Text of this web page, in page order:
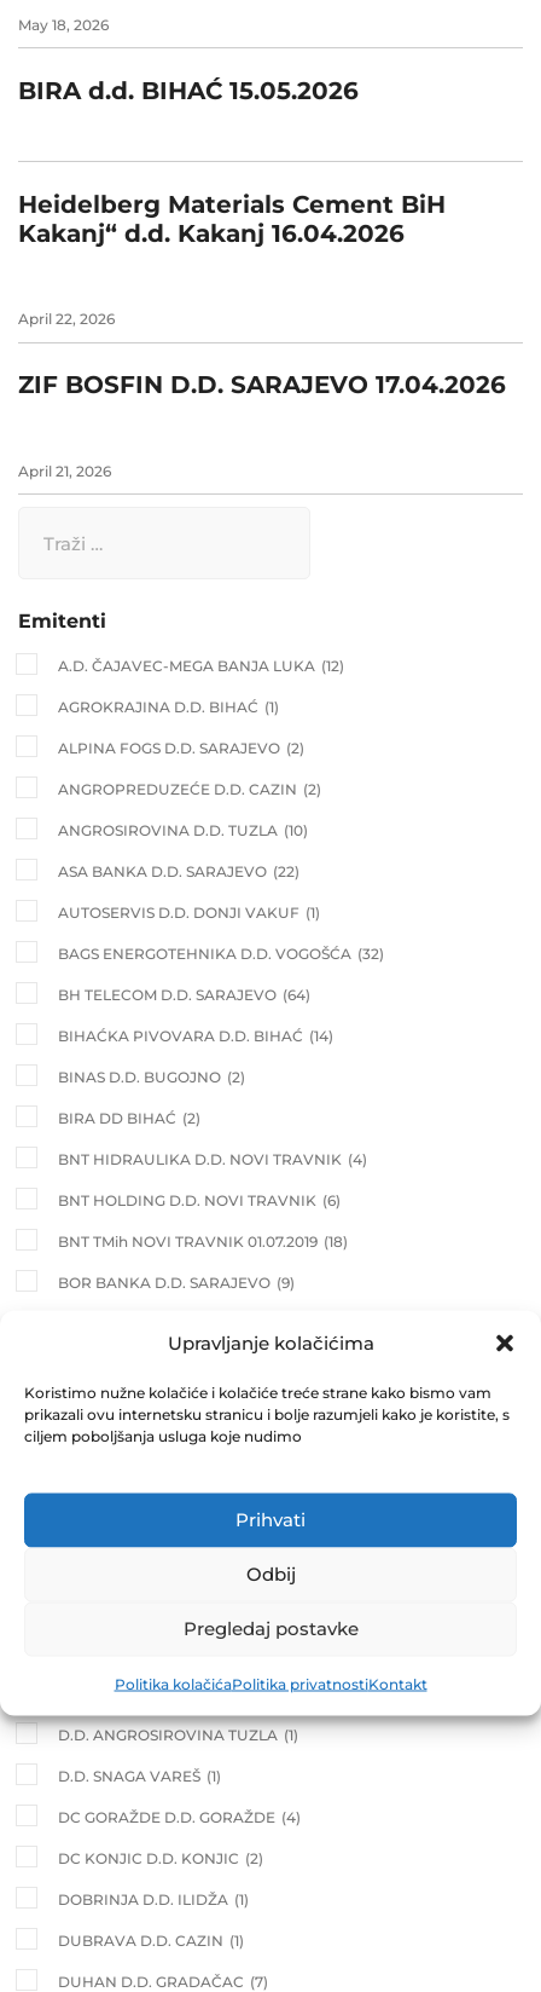
Upravljanje kolačićima
Koristimo nužne kolačiće i kolačiće treće strane kako bismo vam
prikazali ovu internetsku stranicu i bolje razumjeli kako je koristite, s
ciljem poboljšanja usluga koje nudimo
Prihvati
Odbij
Pregledaj postavke
Politika kolačićaPolitika privatnostiKontakt
May 18, 2026
BIRA d.d. BIHAĆ 15.05.2026
Heidelberg Materials Cement BiH
Kakanj“ d.d. Kakanj 16.04.2026
April 22, 2026
ZIF BOSFIN D.D. SARAJEVO 17.04.2026
April 21, 2026
Emitenti
A.D. ČAJAVEC-MEGA BANJA LUKA (12)
AGROKRAJINA D.D. BIHAĆ (1)
ALPINA FOGS D.D. SARAJEVO (2)
ANGROPREDUZEĆE D.D. CAZIN (2)
ANGROSIROVINA D.D. TUZLA (10)
ASA BANKA D.D. SARAJEVO (22)
AUTOSERVIS D.D. DONJI VAKUF (1)
BAGS ENERGOTEHNIKA D.D. VOGOŠĆA (32)
BH TELECOM D.D. SARAJEVO (64)
BIHAĆKA PIVOVARA D.D. BIHAĆ (14)
BINAS D.D. BUGOJNO (2)
BIRA DD BIHAĆ (2)
BNT HIDRAULIKA D.D. NOVI TRAVNIK (4)
BNT HOLDING D.D. NOVI TRAVNIK (6)
BNT TMih NOVI TRAVNIK 01.07.2019 (18)
BOR BANKA D.D. SARAJEVO (9)
BOSANAC D.D. ORAŠJE (15)
BOSNA AUTO D.D. SARAJEVO (18)
BOSNA REOSIGURANJE D.D. SARAJEVO (19)
BOSNALIJEK D.D. SARAJEVO (14)
BOSNAPLAST D.D. BOSANSKI PETROVAC
CROBIH FOND D.D. MOSTAR (7)
D.D. ANGROSIROVINA TUZLA (1)
D.D. SNAGA VAREŠ (1)
DC GORAŽDE D.D. GORAŽDE (4)
DC KONJIC D.D. KONJIC (2)
DOBRINJA D.D. ILIDŽA (1)
DUBRAVA D.D. CAZIN (1)
DUHAN D.D. GRADAČAC (7)